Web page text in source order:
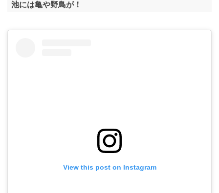
池には亀や野鳥が！
View this post on Instagram